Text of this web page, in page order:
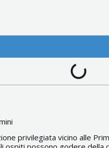
privilegiata vicino alle